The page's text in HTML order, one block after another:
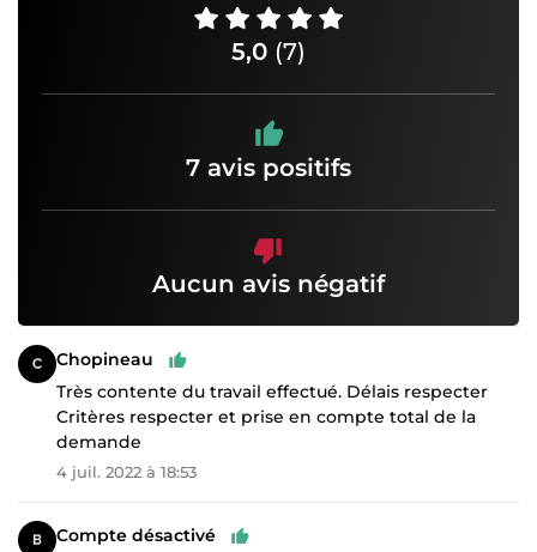
5,0 (7)
7 avis positifs
Aucun avis négatif
Chopineau
Très contente du travail effectué. Délais respecter
Critères respecter et prise en compte total de la
demande
4 juil. 2022 à 18:53
Compte désactivé